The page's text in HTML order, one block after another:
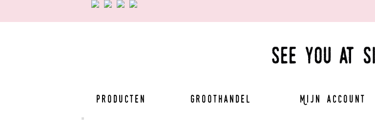
Producten Groothandel Mijn account